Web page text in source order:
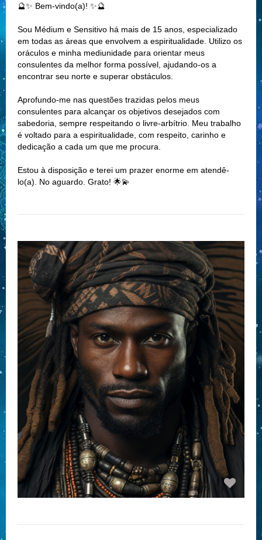
🔮✨ Bem-vindo(a)! ✨🔮
Sou Médium e Sensitivo há mais de 15 anos, especializado
em todas as áreas que envolvem a espiritualidade. Utilizo os
oráculos e minha mediunidade para orientar meus
consulentes da melhor forma possível, ajudando-os a
encontrar seu norte e superar obstáculos.
Aprofundo-me nas questões trazidas pelos meus
consulentes para alcançar os objetivos desejados com
sabedoria, sempre respeitando o livre-arbítrio. Meu trabalho
é voltado para a espiritualidade, com respeito, carinho e
dedicação a cada um que me procura.
Estou à disposição e terei um prazer enorme em atendê-
lo(a). No aguardo. Grato! 🌟💫